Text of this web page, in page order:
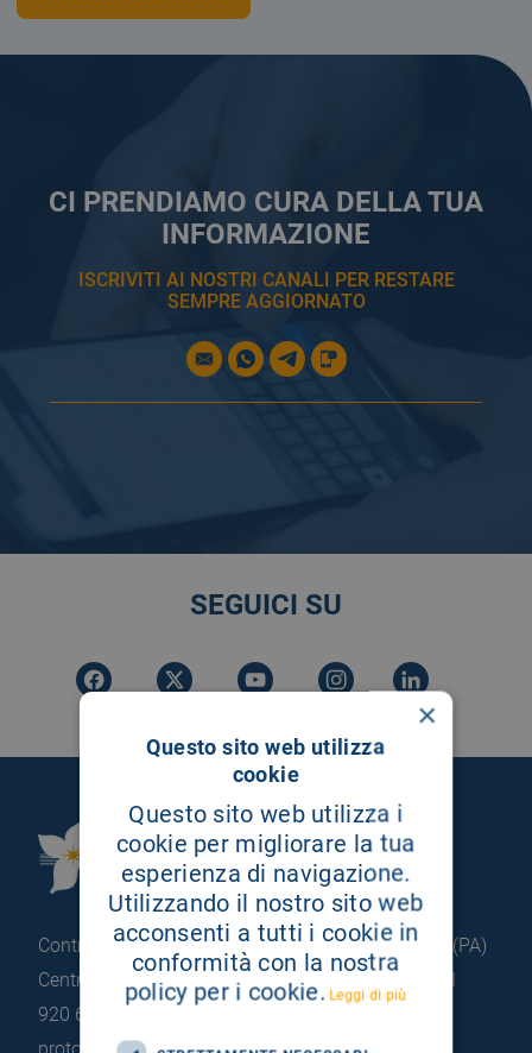
CI PRENDIAMO CURA DELLA TUA
INFORMAZIONE
ISCRIVITI AI NOSTRI CANALI PER RESTARE
SEMPRE AGGIORNATO
SEGUICI SU
Fondazione Istituto
G.Giglio di Cefalù
Contrada Pietrapollastra - Pisciotto 90015 Cefalù (PA)
Centralino: +39 0921 920 111
Portineria: +39 0921
920 663
×
Questo sito web utilizza
cookie
Questo sito web utilizza i
cookie per migliorare la tua
esperienza di navigazione.
Utilizzando il nostro sito web
acconsenti a tutti i cookie in
conformità con la nostra
policy per i cookie. Leggi di più